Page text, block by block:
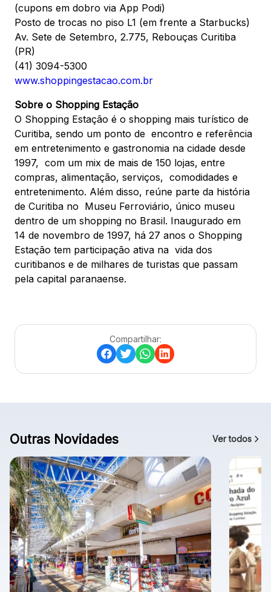
(cupons em dobro via App Podi)
Posto de trocas no piso L1 (em frente a Starbucks)
Av. Sete de Setembro, 2.775, Rebouças Curitiba
(PR)
(41) 3094-5300
www.shoppingestacao.com.br
Sobre o Shopping Estação
O Shopping Estação é o shopping mais turístico de
Curitiba, sendo um ponto de encontro e referência
em entretenimento e gastronomia na cidade desde
1997, com um mix de mais de 150 lojas, entre
compras, alimentação, serviços, comodidades e
entretenimento. Além disso, reúne parte da história
de Curitiba no Museu Ferroviário, único museu
dentro de um shopping no Brasil. Inaugurado em
14 de novembro de 1997, há 27 anos o Shopping
Estação tem participação ativa na vida dos
curitibanos e de milhares de turistas que passam
pela capital paranaense.
Compartilhar:
Outras Novidades Ver todos